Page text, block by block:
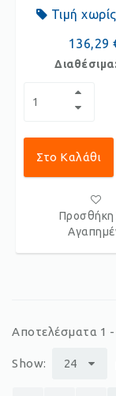
Τιμή
136,29
Διαθέσιμα:
Στο Καλάθι
Προσθήκη
Αποτελέσματα 1 -
Show: 24